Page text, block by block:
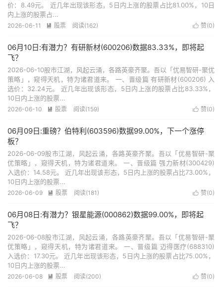
价：8.49元。 近几年出现该形态，5日内上涨的股票占比81.00%，10日
内上涨的股票占...
 赞(0)
2026-06-11  股票 阅读(162)
06月10日:有潜力？有研新材(600206)数据83.33%，即将起
飞？
2026-06-10股市江湖，风起云涌，各路英豪齐聚。吾以「优易智研-聚优
策略」，窥得天机，特为诸君道来。 一、晋级篇 有研新材(600206) 入
选价：32.24元。 近几年出现该形态，5日内上涨的股票占比83.33%，
10日内上涨的股票...
 赞(0)
2026-06-10  股票 阅读(159)
06月09日:重磅？伯特利(603596)数据99.00%，下一个涨停
板？
2026-06-09股市江湖，风起云涌，各路英豪齐聚。吾以「优易智研-聚
优策略」，窥得天机，特为诸君道来。 一、晋级篇 强力新材(300429)
入选价：14.58元。 近几年出现该形态，5日内上涨的股票占比73.00%，
10日内上涨的股票...
 赞(0)
2026-06-09  股票 阅读(181)
06月08日:有潜力？银星能源(000862)数据99.00%，即将起
飞？
2026-06-08股市江湖，风起云涌，各路英豪齐聚。吾以「优易智研-聚
优策略」，窥得天机，特为诸君道来。 一、晋级篇 迈得医疗(688310)
入选价：17.30元。 近几年出现该形态，5日内上涨的股票占比75.00%，
10日内上涨的股票...
 赞(0)
2026-06-08  股票 阅读(200)